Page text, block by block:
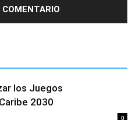
los Juegos
2030
0